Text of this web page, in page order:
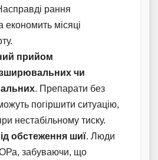
рання
економить місяці
прийом
чи
. Препарати без
погіршити ситуацію,
нестабільному тиску.
обстеження шиї. Люди
забуваючи, що